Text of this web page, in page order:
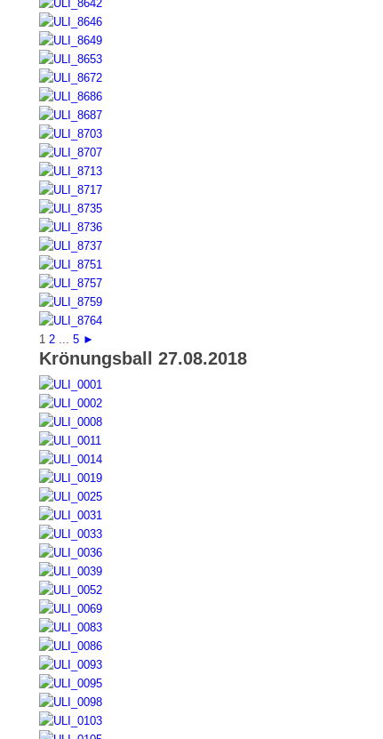
1 2 ... 5 ►
Krönungsball 27.08.2018